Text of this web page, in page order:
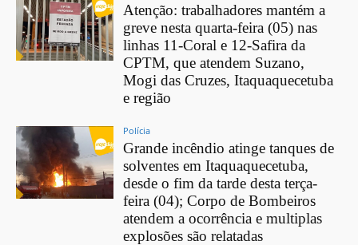
Atenção: trabalhadores mantém a
greve nesta quarta-feira (05) nas
linhas 11-Coral e 12-Safira da
CPTM, que atendem Suzano,
Mogi das Cruzes, Itaquaquecetuba
e região
Polícia
Grande incêndio atinge tanques de
solventes em Itaquaquecetuba,
desde o fim da tarde desta terça-
feira (04); Corpo de Bombeiros
atendem a ocorrência e multiplas
explosões são relatadas